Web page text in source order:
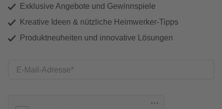
Exklusive Angebote und Gewinnspiele
Kreative Ideen & nützliche Heimwerker-Tipps
Produktneuheiten und innovative Lösungen
E-Mail-Adresse